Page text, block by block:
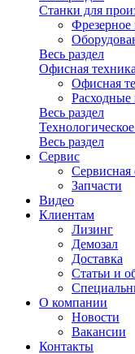
Станки для
Фрезерное
Весь раздел
Офисная
Офисная
Расходные
Весь раздел
Весь раздел
Сервис
Сервисная
Запчасти
Видео
Клиентам
Лизинг
Демозал
Доставка
Статьи и
О компании
Новости
Вакансии
Контакты